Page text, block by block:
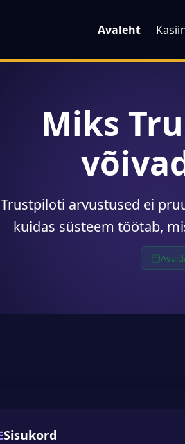
Avaleht
Miks
Trustpiloti arvustused ei
kuidas süsteem töötab,
Sisukord